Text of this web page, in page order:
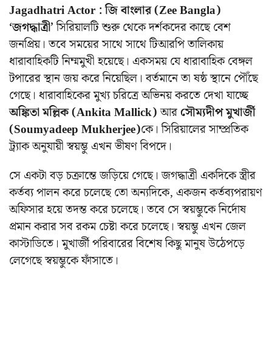
Jagadhatri Actor : জি বাংলার (Zee Bangla)
‘জগদ্ধাত্রী’সিরিয়ালটি শুরু থেকে দর্শকদের কাছে বেশ
জনপ্রিয়। তবে সময়ের সাথে সাথে টিআরপি তালিকায়
ধারাবাহিকটি নিম্মমুখী হয়েছে। একসময় যে ধারাবাহিক বেঙ্গল
টপারের স্থান জয় করে নিয়েছিল। বর্তমানে তা ষষ্ঠ স্থানে পৌঁছে
গেছে। ধারাবাহিকের মুখ্য চরিত্রে অভিনয় করতে দেখা যাচ্ছে
অঙ্কিতা মল্লিক (Ankita Mallick)আরসৌম্যদীপ মুখার্জী
(Soumyadeep Mukherjee)কে। সিরিয়ালের সাম্প্রতিক
ট্র্যাক অনুযায়ী স্বয়ম্ভু এখন ভীষণ বিপদে।
সে একটা বড় চক্রান্তে জড়িয়ে গেছে। জগদ্ধাত্রী একদিকে স্ত্রীর
কর্তব্য পালন করে চলেছে তো অন্যদিকে, একজন কর্তব্যপরায়ণ
অফিসার হয়ে তদন্ত করে চলেছে। তবে সে স্বয়ম্ভুকে নির্দোষ
প্রমান করার সব রকম চেষ্টা করে চলেছে। স্বয়ম্ভু এখন জেল
কাস্টাডিতে। মুখার্জী পরিবারের বিশেষ কিছু মানুষ উঠেপড়ে
লেগেছে স্বয়ম্ভুকে ফাঁসাতে।